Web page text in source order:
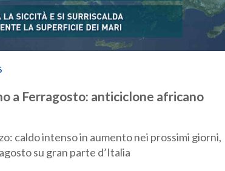
a Ferragosto: anticiclone africano
caldo intenso in aumento nei prossimi giorni,
su gran parte d’Italia